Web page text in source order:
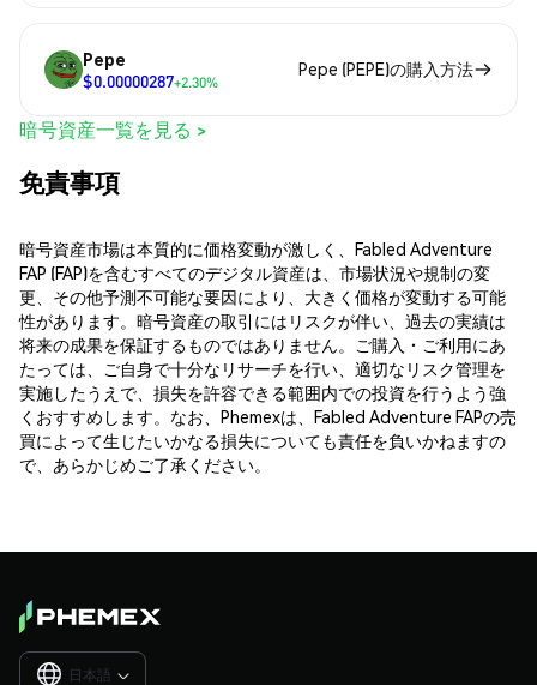
Pepe
$0.00000287+2.30%
Pepe (PEPE)の購入方法
暗号資産一覧を見る >
免責事項
暗号資産市場は本質的に価格変動が激しく、Fabled Adventure
FAP (FAP)を含むすべてのデジタル資産は、市場状況や規制の変
更、その他予測不可能な要因により、大きく価格が変動する可能
性があります。暗号資産の取引にはリスクが伴い、過去の実績は
将来の成果を保証するものではありません。ご購入・ご利用にあ
たっては、ご自身で十分なリサーチを行い、適切なリスク管理を
実施したうえで、損失を許容できる範囲内での投資を行うよう強
くおすすめします。なお、Phemexは、Fabled Adventure FAPの売
買によって生じたいかなる損失についても責任を負いかねますの
で、あらかじめご了承ください。
日本語 